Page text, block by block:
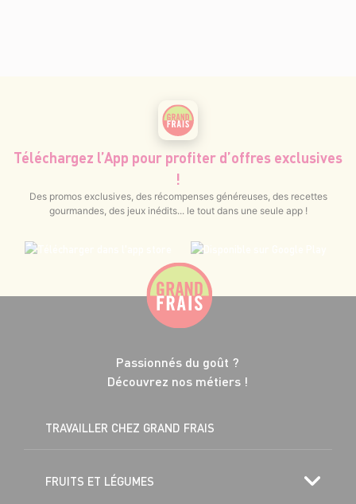
Téléchargez l’App pour profiter d’offres exclusives
!
Des promos exclusives, des récompenses généreuses, des recettes
gourmandes, des jeux inédits... le tout dans une seule app !
Passionnés du goût ?
Découvrez nos métiers !
TRAVAILLER CHEZ GRAND FRAIS
FRUITS ET LÉGUMES